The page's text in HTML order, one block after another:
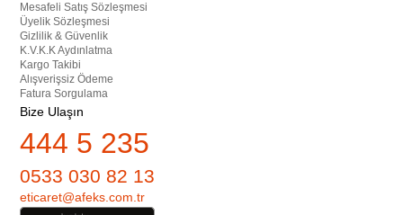
Mesafeli Satış Sözleşmesi
Üyelik Sözleşmesi
Gizlilik & Güvenlik
K.V.K.K Aydınlatma
Kargo Takibi
Alışverişsiz Ödeme
Fatura Sorgulama
Bize Ulaşın
444 5 235
0533 030 82 13
eticaret@afeks.com.tr